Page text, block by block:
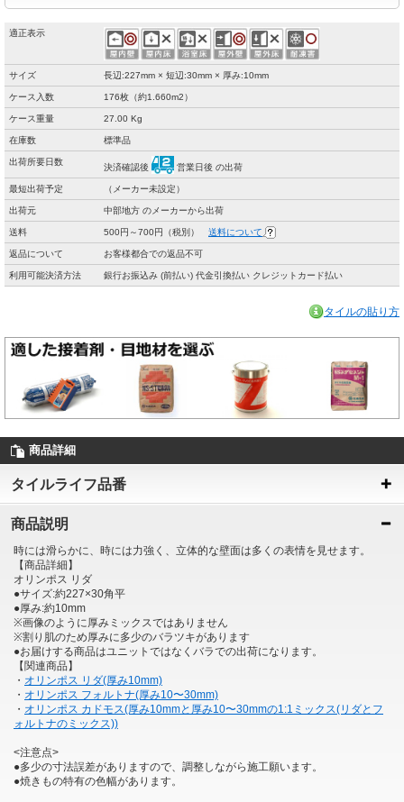
適正表示
サイズ 長辺:227mm × 短辺:30mm × 厚み:10mm
ケース入数 176枚（約1.660m2）
ケース重量 27.00 Kg
在庫数 標準品
出荷所要日数
決済確認後 営業日後 の出荷
最短出荷予定 （メーカー未設定）
出荷元 中部地方 のメーカーから出荷
送料 500円～700円（税別） 送料について
返品について お客様都合での返品不可
利用可能決済方法 銀行お振込み (前払い) 代金引換払い クレジットカード払い
タイルの貼り方
商品詳細
タイルライフ品番
商品説明
時には滑らかに、時には力強く、立体的な壁面は多くの表情を見せます。
【商品詳細】
オリンポス リダ
●サイズ:約227×30角平
●厚み:約10mm
※画像のように厚みミックスではありません
※割り肌のため厚みに多少のバラツキがあります
●お届けする商品はユニットではなくバラでの出荷になります。
【関連商品】
・ オリンポス リダ(厚み10mm)
・ オリンポス フォルトナ(厚み10〜30mm)
・ オリンポス カドモス(厚み10mmと厚み10〜30mmの1:1ミックス(リダとフ
ォルトナのミックス))
<注意点>
●多少の寸法誤差がありますので、調整しながら施工願います。
●焼きもの特有の色幅があります。